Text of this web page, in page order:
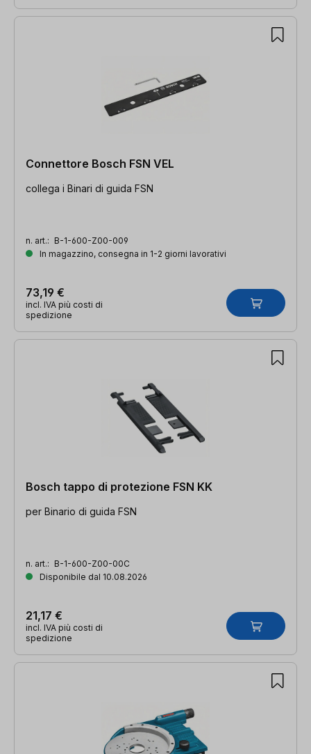
Connettore Bosch FSN VEL
collega i Binari di guida FSN
n. art.: B-1-600-Z00-009
In magazzino, consegna in 1-2 giorni lavorativi
73,19 €
incl. IVA più costi di
spedizione
Bosch tappo di protezione FSN KK
per Binario di guida FSN
n. art.: B-1-600-Z00-00C
Disponibile dal 10.08.2026
21,17 €
incl. IVA più costi di
spedizione